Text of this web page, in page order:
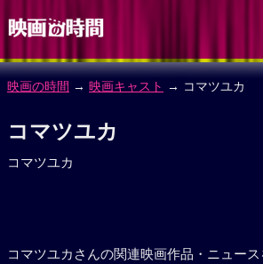
映画の時間 → 映画キャスト → コマツユカ
コマツユカ
コマツユカ
コマツユカさんの関連映画作品・ニュー